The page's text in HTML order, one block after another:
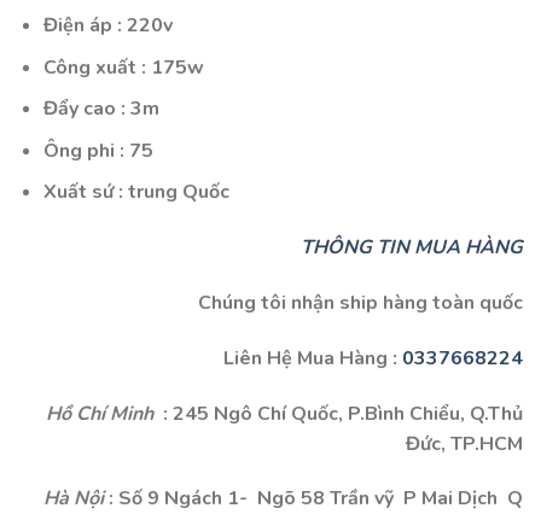
Điện áp : 220v
Công xuất : 175w
Đẩy cao : 3m
Ông phi : 75
Xuất sứ : trung Quốc
THÔNG TIN MUA HÀNG
Chúng tôi nhận ship hàng toàn quốc
Liên Hệ Mua Hàng : 0337668224
Hồ Chí Minh: 245 Ngô Chí Quốc, P.Bình Chiểu, Q.Thủ
Đức, TP.HCM
Hà Nội: Số 9 Ngách 1- Ngõ 58 Trần vỹ P Mai Dịch Q